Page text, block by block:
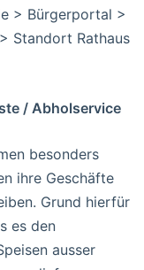
> Bürgerportal >
Standort Rathaus
/ Abholservice
besonders
ihre Geschäfte
Grund hierfür
es den
ausser